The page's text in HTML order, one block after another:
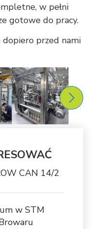
w pełni
gotowe do pracy.
przed nami
CAN 14/2
w STM